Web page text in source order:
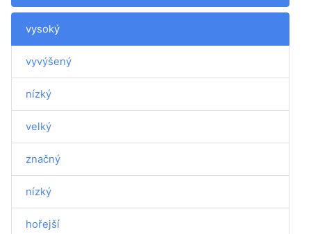
vysoký
vyvýšený
nízký
velký
značný
nízký
hořejší